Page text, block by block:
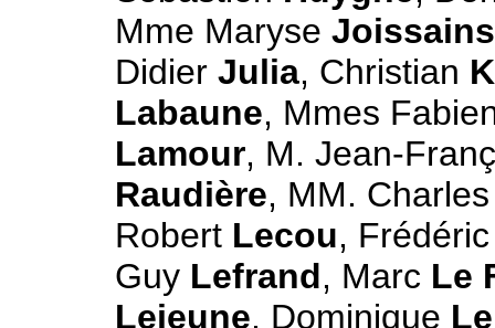
Mme Maryse
Didier Julia, Christian
Labaune, Mmes
Lamour, M. Jean-
Raudière, MM.
Robert Lecou,
Guy Lefrand, Marc Le
Lejeune, Dominique